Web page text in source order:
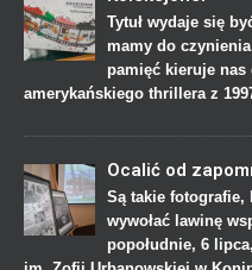
Tytuł wydaje się
mamy do
pamięć kieruje nas
amerykańskiego thrillera z
Ocalić od
Są takie fotografie,
wywołać lawinę
popołudnie, 6